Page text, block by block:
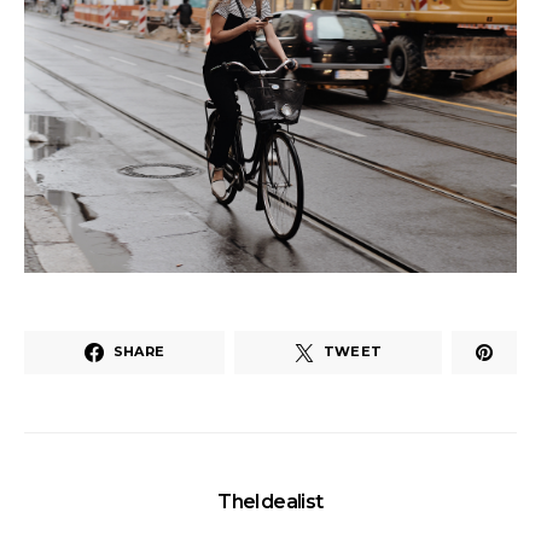
SHARE TWEET
TheIdealist